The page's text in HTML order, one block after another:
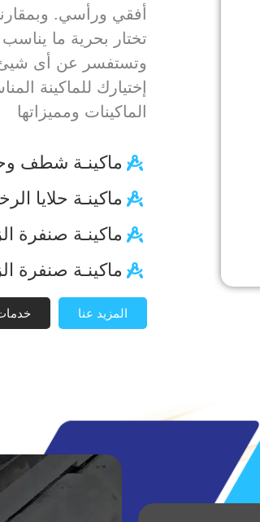
أفقي ورأسي.
تختار بحرية ما
وتستفسر عن أى شيئ
إختيارك للماكينة
الماكينات ومميزاتها
ماكينـة شطف
ماكينـة حلايا
ماكينـة صنفرة
ماكينـة صنفرة
المزيد عنا